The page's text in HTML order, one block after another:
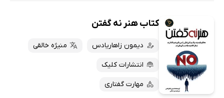
کتاب هنر نه گفتن
دیمون زاهاریادس منیژه خالقی
انتشارات کلیک
مهارت گفتاری